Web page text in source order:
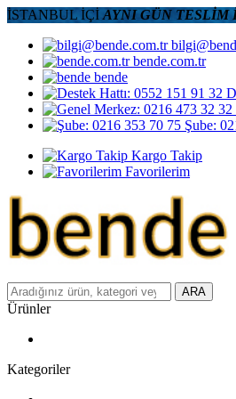
İSTANBUL İÇİ AYNI GÜN TESLİM
bende.com.tr
bende
Şube:
Kargo Takip
Favorilerim
ARA
Ürünler
Kategoriler